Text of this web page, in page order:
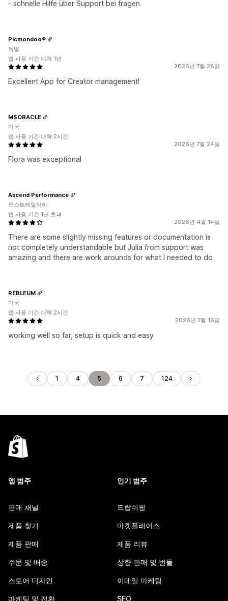
- schnelle Hilfe über Support bei fragen
2026년 7월 28일
Excellent App for Creator management!
Picmondoo®
독일
앱 사용 기간 대략 1년
2026년 7월 24일
Flora was exceptional
MSORACLE
미국
앱 사용 기간 대략 2시간
2026년 4월 14일
There are some slightly missing features or documentation is
not completely understandable but Julia from support was
amazing and there are work arounds for what I needed to do
Ascend Performance
오스트레일리아
앱 사용 기간 1년 초과
2026년 7월 16일
working well so far, setup is quick and easy
REBLEUM
미국
앱 사용 기간 대략 2시간
1 4 5 6 7 124
앱 범주
판매 채널
제품 찾기
제품 판매
주문 및 배송
스토어 디자인
마케팅 및 전환
인기 범주
드랍쉬핑
마켓플레이스
제품 리뷰
상향 판매 및 번들
이메일 마케팅
SEO